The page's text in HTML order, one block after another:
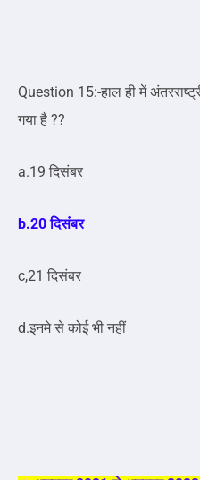
Question 15:-हाल ही में
गया है ??
a.19 दिसंबर
b.20 दिसंबर
c,21 दिसंबर
d.इनमे से कोई भी नहीं